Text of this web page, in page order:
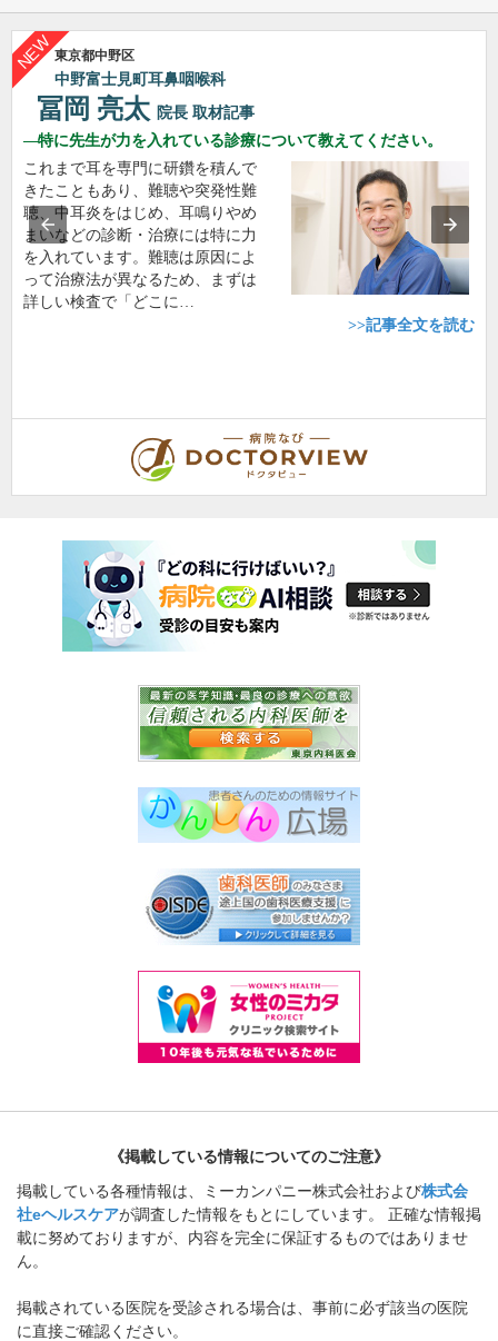
東京都中野区
中野富士見町耳鼻咽喉科
冨岡 亮太 院長 取材記事
特に先生が力を入れている診療について教えてください。
これまで耳を専門に研鑽を積んで
きたこともあり、難聴や突発性難
聴、中耳炎をはじめ、耳鳴りやめ
まいなどの診断・治療には特に力
を入れています。難聴は原因によ
って治療法が異なるため、まずは
詳しい検査で「どこに…
>>記事全文を読む
《掲載している情報についてのご注意》
掲載している各種情報は、ミーカンパニー株式会社および株式会
社eヘルスケアが調査した情報をもとにしています。 正確な情報掲
載に努めておりますが、内容を完全に保証するものではありませ
ん。
掲載されている医院を受診される場合は、事前に必ず該当の医院
に直接ご確認ください。